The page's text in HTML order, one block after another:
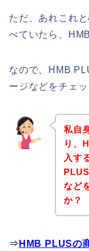
ただ、あれこれ
べていたら、
なので、HMB
ージなどをチェ
私自
り、
入す
など
か？
⇒ HMB PLUSの